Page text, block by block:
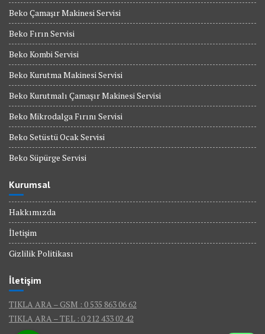
Beko Çamaşır Makinesi Servisi
Beko Fırın Servisi
Beko Kombi Servisi
Beko Kurutma Makinesi Servisi
Beko Kurutmalı Çamaşır Makinesi Servisi
Beko Mikrodalga Fırını Servisi
Beko Setüstü Ocak Servisi
Beko Süpürge Servisi
Kurumsal
Hakkımızda
İletişim
Gizlilik Politikası
İletişim
TIKLA ARA – GSM : 0 535 863 06 62
TIKLA ARA – TEL : 0 212 433 02 42